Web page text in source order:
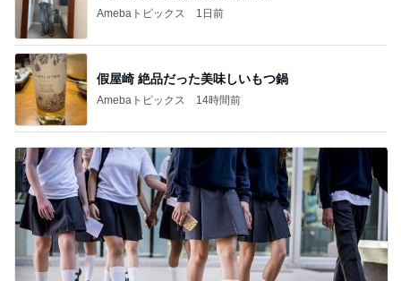
Amebaトピックス 1日前
假屋崎 絶品だった美味しいもつ鍋
Amebaトピックス 14時間前